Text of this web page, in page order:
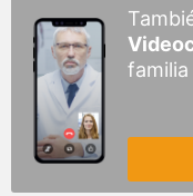
familia